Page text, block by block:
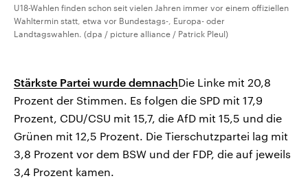
U18-Wahlen finden schon seit vielen Jahren immer vor einem offiziellen
Wahltermin statt, etwa vor Bundestags-, Europa- oder
Landtagswahlen. (dpa / picture alliance / Patrick Pleul)
Stärkste Partei wurde demnachDie Linke mit 20,8
Prozent der Stimmen. Es folgen die SPD mit 17,9
Prozent, CDU/CSU mit 15,7, die AfD mit 15,5 und die
Grünen mit 12,5 Prozent. Die Tierschutzpartei lag mit
3,8 Prozent vor dem BSW und der FDP, die auf jeweils
3,4 Prozent kamen.